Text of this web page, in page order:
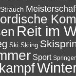
Reit im
Ski Skiing
Sport